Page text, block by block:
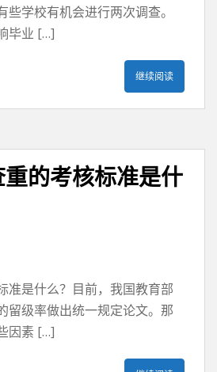
些学校有机会进行两次调查。
毕业 […]
继续阅读
的考核标准是什
准是什么？目前，我国教育部
留级率做出统一规定论文。那
因素 […]